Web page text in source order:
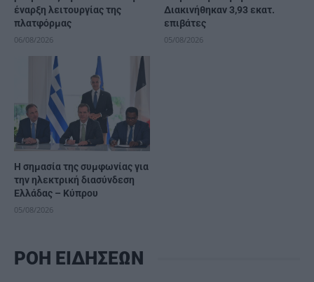
έναρξη λειτουργίας της
πλατφόρμας
06/08/2026
Διακινήθηκαν 3,93 εκατ.
επιβάτες
05/08/2026
H σημασία της συμφωνίας για
την ηλεκτρική διασύνδεση
Ελλάδας – Κύπρου
05/08/2026
ΡΟΗ ΕΙΔΗΣΕΩΝ